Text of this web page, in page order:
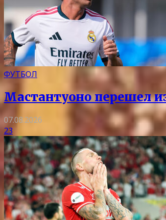
ФУТБОЛ
Мастантуоно перешел
07.08.2026
23